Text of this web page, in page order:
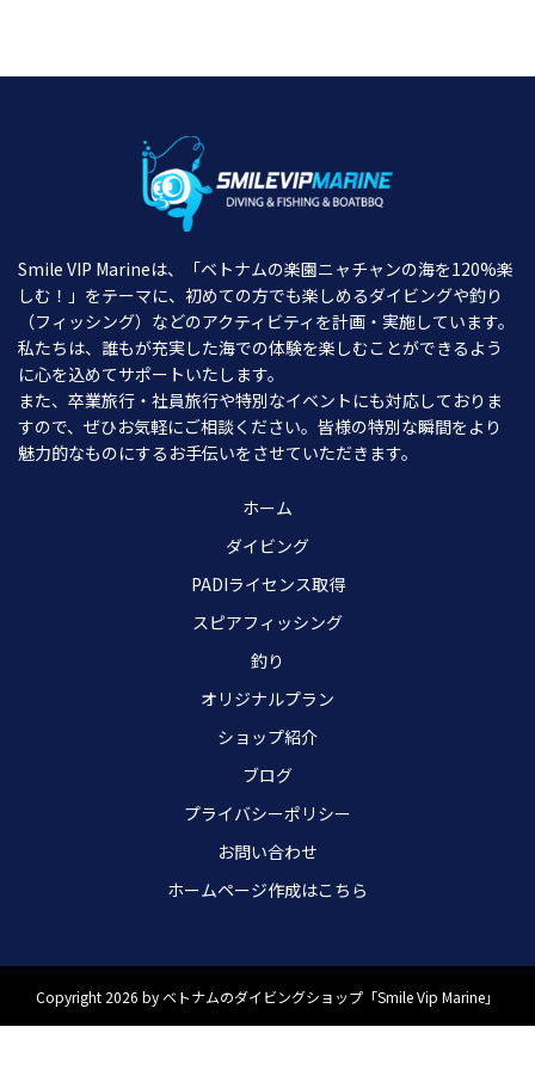
Smile VIP Marineは、「ベトナムの楽園ニャチャンの海を120%楽
しむ！」をテーマに、初めての方でも楽しめるダイビングや釣り
（フィッシング）などのアクティビティを計画・実施しています。
私たちは、誰もが充実した海での体験を楽しむことができるよう
に心を込めてサポートいたします。
また、卒業旅行・社員旅行や特別なイベントにも対応しておりま
すので、ぜひお気軽にご相談ください。皆様の特別な瞬間をより
魅力的なものにするお手伝いをさせていただきます。
ホーム
ダイビング
PADIライセンス取得
スピアフィッシング
釣り
オリジナルプラン
ショップ紹介
ブログ
プライバシーポリシー
お問い合わせ
ホームページ作成はこちら
Copyright 2026 by ベトナムのダイビングショップ「Smile Vip Marine」